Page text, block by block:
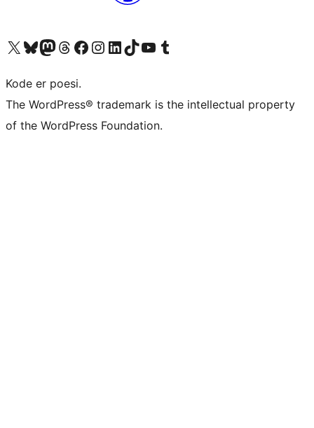
Besøg vores X (tidligere Twitter) konto
Besøg vores Bluesky-konto
Besøg vores Mastodon konto
Besøg vores Threads-konto
Besøg vores Facebook sideBesøg vores Instagram konto
Besøg vores LinkedIn konto
Besøg vores TikTok-konto
Besøg vores YouTube-kanalBesøg vores Tumblr-konto
Kode er poesi.
The WordPress® trademark is the intellectual property
of the WordPress Foundation.